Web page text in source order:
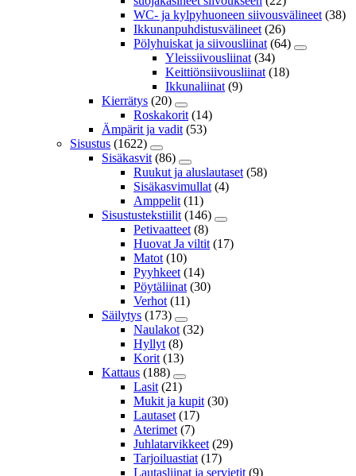
WC- ja kylpyhuoneen siivousvälineet (38)
Ikkunanpuhdistusvälineet (26)
Pölyhuiskat ja siivousliinat (64)
Yleissiivousliinat (34)
Keittiönsiivousliinat (18)
Ikkunaliinat (9)
Kierrätys (20)
Roskakorit (14)
Ämpärit ja vadit (53)
Sisustus (1622)
Sisäkasvit (86)
Ruukut ja aluslautaset (58)
Sisäkasvimullat (4)
Amppelit (11)
Sisustustekstiilit (146)
Petivaatteet (8)
Huovat Ja viltit (17)
Matot (10)
Pyyhkeet (14)
Pöytäliinat (30)
Verhot (11)
Säilytys (173)
Naulakot (32)
Hyllyt (8)
Korit (13)
Kattaus (188)
Lasit (21)
Mukit ja kupit (30)
Lautaset (17)
Aterimet (7)
Juhlatarvikkeet (29)
Tarjoiluastiat (17)
Lautasliinat ja servietit (9)